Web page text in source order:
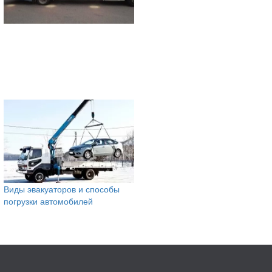
Виды эвакуаторов и способы
погрузки автомобилей